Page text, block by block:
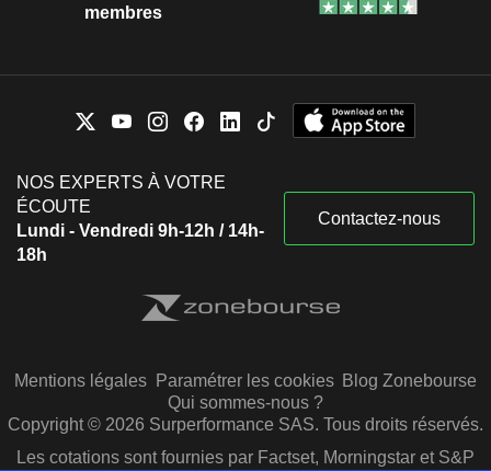
membres
NOS EXPERTS À VOTRE
ÉCOUTE
Lundi - Vendredi 9h-12h / 14h-
18h
Contactez-nous
Mentions légales Paramétrer les cookies Blog Zonebourse
Qui sommes-nous ?
Copyright © 2026 Surperformance SAS. Tous droits réservés.
Les cotations sont fournies par Factset, Morningstar et S&P